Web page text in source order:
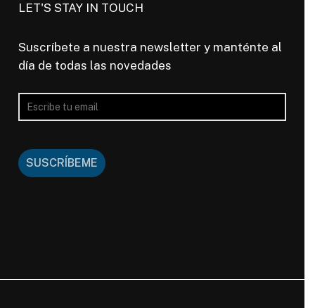
LET'S STAY IN TOUCH
Suscríbete a nuestra newsletter y manténte al
día de todas las novedades
SUSCRÍBEME